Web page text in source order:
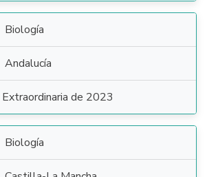
Biología
Andalucía
Extraordinaria de 2023
Biología